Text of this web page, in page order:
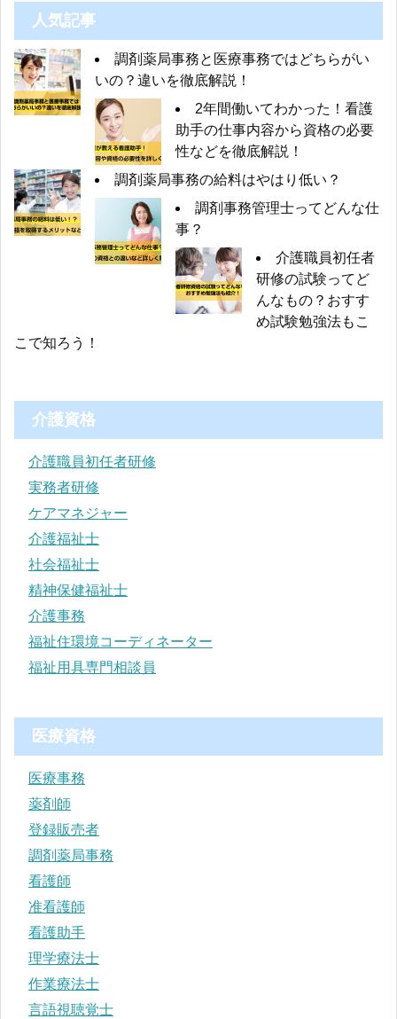
人気記事
調剤薬局事務と医療事務ではどちらがい
いの？違いを徹底解説！
2年間働いてわかった！看護
助手の仕事内容から資格の必要
性などを徹底解説！
調剤薬局事務の給料はやはり低い？
調剤事務管理士ってどんな仕
事？
介護職員初任者
研修の試験ってど
んなもの？おすす
め試験勉強法もこ
こで知ろう！
介護資格
介護職員初任者研修
実務者研修
ケアマネジャー
介護福祉士
社会福祉士
精神保健福祉士
介護事務
福祉住環境コーディネーター
福祉用具専門相談員
医療資格
医療事務
薬剤師
登録販売者
調剤薬局事務
看護師
准看護師
看護助手
理学療法士
作業療法士
言語視聴覚士